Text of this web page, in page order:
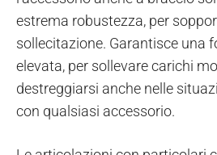
estrema robustezza, per
sollecitazione. Garantisce una
elevata, per sollevare carichi
destreggiarsi anche nelle
con qualsiasi accessorio.